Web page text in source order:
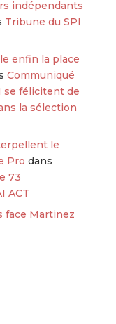
indépendants
Tribune du SPI
enfin la place
Communiqué
se félicitent de
la sélection
le
Pro dans
73
ACT
face Martinez